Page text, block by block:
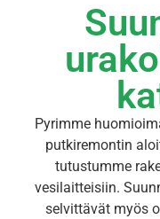
Pyrimme
putkiremontin
tutustumme
vesilaitteisiin.
selvittävät myös